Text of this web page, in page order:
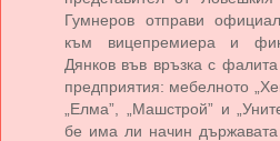
Гумнеров отправи
към вицепремиера и
Дянков във връзка с
предприятия: мебелното
„Елма”, „Машстрой” и
бе има ли начин държавата